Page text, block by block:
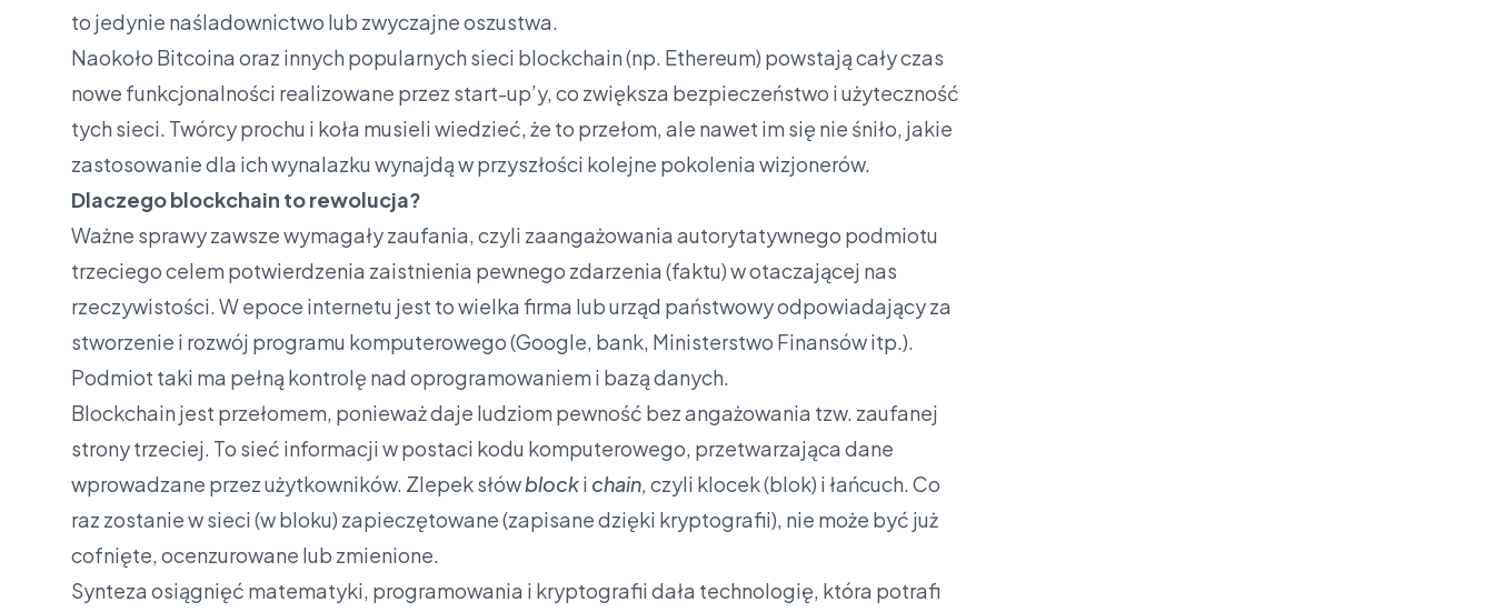
to jedynie naśladownictwo lub zwyczajne oszustwa.
Naokoło Bitcoina oraz innych popularnych sieci blockchain (np. Ethereum) powstają cały czas
nowe funkcjonalności realizowane przez start-up’y, co zwiększa bezpieczeństwo i użyteczność
tych sieci. Twórcy prochu i koła musieli wiedzieć, że to przełom, ale nawet im się nie śniło, jakie
zastosowanie dla ich wynalazku wynajdą w przyszłości kolejne pokolenia wizjonerów.
Dlaczego blockchain to rewolucja?
Ważne sprawy zawsze wymagały zaufania, czyli zaangażowania autorytatywnego podmiotu
trzeciego celem potwierdzenia zaistnienia pewnego zdarzenia (faktu) w otaczającej nas
rzeczywistości. W epoce internetu jest to wielka firma lub urząd państwowy odpowiadający za
stworzenie i rozwój programu komputerowego (Google, bank, Ministerstwo Finansów itp.).
Podmiot taki ma pełną kontrolę nad oprogramowaniem i bazą danych.
Blockchain jest przełomem, ponieważ daje ludziom pewność bez angażowania tzw. zaufanej
strony trzeciej. To sieć informacji w postaci kodu komputerowego, przetwarzająca dane
wprowadzane przez użytkowników. Zlepek słówblocki chain,czyli klocek (blok) i łańcuch. Co
raz zostanie w sieci (w bloku) zapieczętowane (zapisane dzięki kryptografii), nie może być już
cofnięte, ocenzurowane lub zmienione.
Synteza osiągnięć matematyki, programowania i kryptografii dała technologię, która potrafi